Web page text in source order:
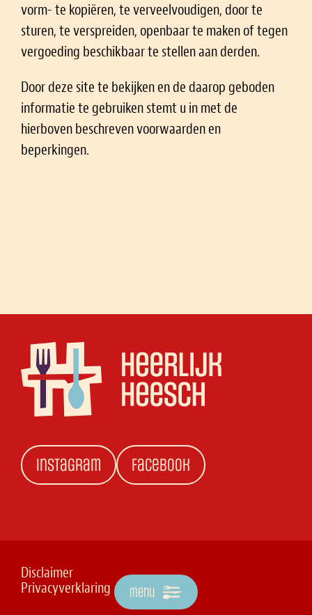
menu
vorm- te kopiëren, te verveelvoudigen, door te
sturen, te verspreiden, openbaar te maken of tegen
vergoeding beschikbaar te stellen aan derden.
Door deze site te bekijken en de daarop geboden
informatie te gebruiken stemt u in met de
hierboven beschreven voorwaarden en
beperkingen.
instagram facebook
Disclaimer
Privacyverklaring